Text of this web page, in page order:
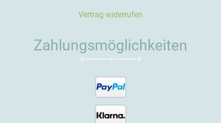
Vertrag widerrufen
Zahlungsmöglichkeiten